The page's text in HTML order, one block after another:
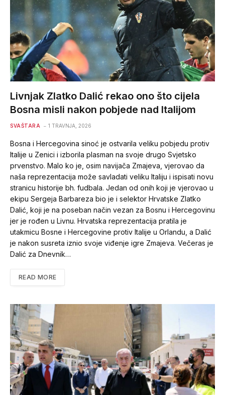
Livnjak Zlatko Dalić rekao ono što cijela
Bosna misli nakon pobjede nad Italijom
SVAŠTARA 1 TRAVNJA, 2026
Bosna i Hercegovina sinoć je ostvarila veliku pobjedu protiv
Italije u Zenici i izborila plasman na svoje drugo Svjetsko
prvenstvo. Malo ko je, osim navijača Zmajeva, vjerovao da
naša reprezentacija može savladati veliku Italiju i ispisati novu
stranicu historije bh. fudbala. Jedan od onih koji je vjerovao u
ekipu Sergeja Barbareza bio je i selektor Hrvatske Zlatko
Dalić, koji je na poseban način vezan za Bosnu i Hercegovinu
jer je rođen u Livnu. Hrvatska reprezentacija pratila je
utakmicu Bosne i Hercegovine protiv Italije u Orlandu, a Dalić
je nakon susreta iznio svoje viđenje igre Zmajeva. Večeras je
Dalić za Dnevnik…
READ MORE